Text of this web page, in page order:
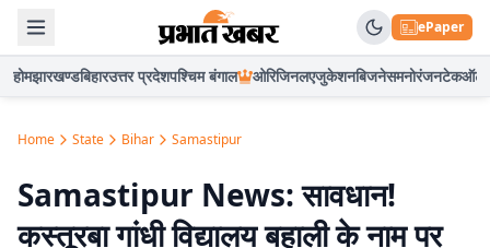
ePaper
होमझारखण्डबिहारउत्तर प्रदेशपश्चिम बंगाल ओरिजिनलएजुकेशनबिजनेसमनोरंजनटेकऑटो
Home State Bihar Samastipur
Samastipur News: सावधान!
कस्तूरबा गांधी विद्यालय बहाली के नाम पर